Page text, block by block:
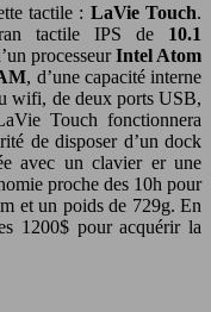
tactile : LaVie Touch.
tactile IPS de 10.1
processeurIntel Atom
, d’une capacité interne
wifi, de deux ports USB,
Touch fonctionnera
de disposer d’un dock
avec un clavier er une
proche des 10h pour
et un poids de 729g. En
1200$ pour acquérir la